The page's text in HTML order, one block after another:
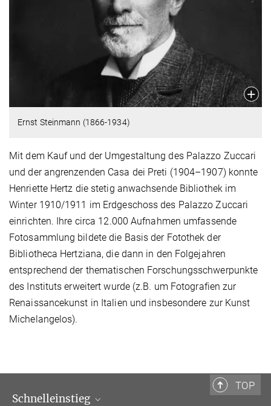
Ernst Steinmann (1866-1934)
Mit dem Kauf und der Umgestaltung des Palazzo Zuccari
und der angrenzenden Casa dei Preti (1904–1907) konnte
Henriette Hertz die stetig anwachsende Bibliothek im
Winter 1910/1911 im Erdgeschoss des Palazzo Zuccari
einrichten. Ihre circa 12.000 Aufnahmen umfassende
Fotosammlung bildete die Basis der Fotothek der
Bibliotheca Hertziana, die dann in den Folgejahren
entsprechend der thematischen Forschungsschwerpunkte
des Instituts erweitert wurde (z.B. um Fotografien zur
Renaissancekunst in Italien und insbesondere zur Kunst
Michelangelos).
TOP
Schnelleinstieg